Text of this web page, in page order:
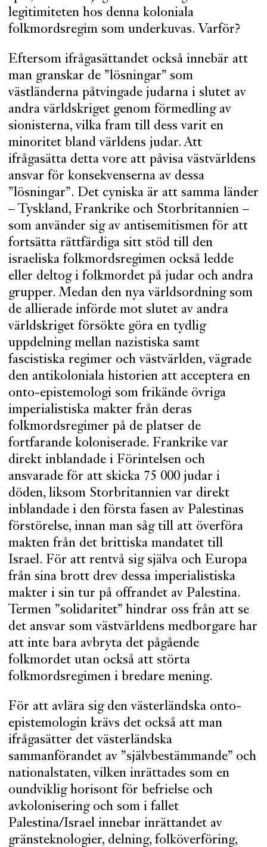
legitimiteten hos denna koloniala
folkmordsregim som underkuvas. Varför?
Eftersom ifrågasättandet också innebär att
man granskar de ”lösningar” som
västländerna påtvingade judarna i slutet av
andra världskriget genom förmedling av
sionisterna, vilka fram till dess varit en
minoritet bland världens judar. Att
ifrågasätta detta vore att påvisa västvärldens
ansvar för konsekvenserna av dessa
”lösningar”. Det cyniska är att samma länder
– Tyskland, Frankrike och Storbritannien –
som använder sig av antisemitismen för att
fortsätta rättfärdiga sitt stöd till den
israeliska folkmordsregimen också ledde
eller deltog i folkmordet på judar och andra
grupper. Medan den nya världsordning som
de allierade införde mot slutet av andra
världskriget försökte göra en tydlig
uppdelning mellan nazistiska samt
fascistiska regimer och västvärlden, vägrade
den antikoloniala historien att acceptera en
onto-epistemologi som frikände övriga
imperialistiska makter från deras
folkmordsregimer på de platser de
fortfarande koloniserade. Frankrike var
direkt inblandade i Förintelsen och
ansvarade för att skicka 75 000 judar i
döden, liksom Storbritannien var direkt
inblandade i den första fasen av Palestinas
förstörelse, innan man såg till att överföra
makten från det brittiska mandatet till
Israel. För att rentvå sig själva och Europa
från sina brott drev dessa imperialistiska
makter i sin tur på offrandet av Palestina.
Termen ”solidaritet” hindrar oss från att se
det ansvar som västvärldens medborgare har
att inte bara avbryta det pågående
folkmordet utan också att störta
folkmordsregimen i bredare mening.
För att avlära sig den västerländska onto-
epistemologin krävs det också att man
ifrågasätter det västerländska
sammanförandet av ”självbestämmande” och
nationalstaten, vilken inrättades som en
oundviklig horisont för befrielse och
avkolonisering och som i fallet
Palestina/Israel innebar inrättandet av
gränsteknologier, delning, folköverföring,